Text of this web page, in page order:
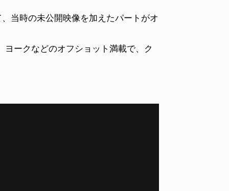
当時の未公開映像を加えたパートがオ
ークなどのオフショット満載で、ク